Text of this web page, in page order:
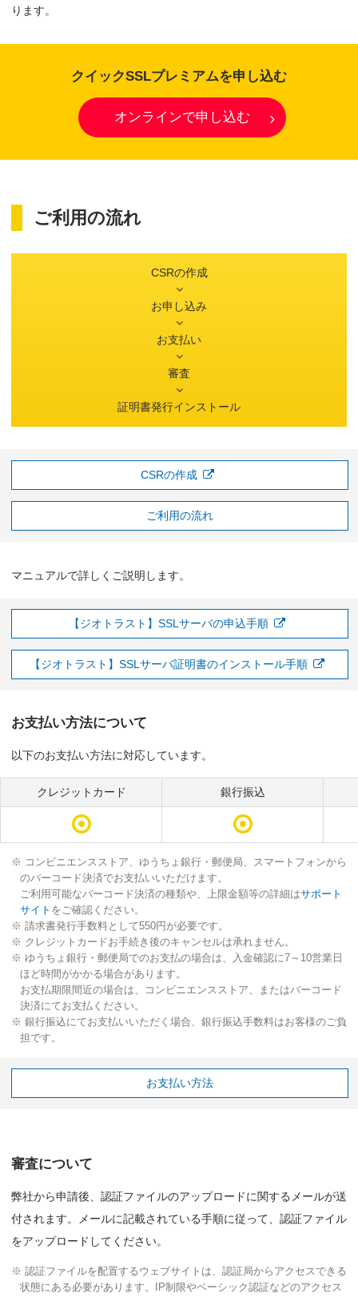
ります。
クイックSSLプレミアムを申し込む
オンラインで申し込む
ご利用の流れ
CSRの作成
お申し込み
お支払い
審査
証明書発行インストール
CSRの作成
ご利用の流れ
マニュアルで詳しくご説明します。
【ジオトラスト】SSLサーバの申込手順
【ジオトラスト】SSLサーバ証明書のインストール手順
お支払い方法について
以下のお支払い方法に対応しています。
クレジットカード 銀行振込
※ コンビニエンスストア、ゆうちょ銀行・郵便局、スマートフォンから
のバーコード決済でお支払いいただけます。
ご利用可能なバーコード決済の種類や、上限金額等の詳細はサポート
サイト をご確認ください。
※ 請求書発行手数料として550円が必要です。
※ クレジットカードお手続き後のキャンセルは承れません。
※ ゆうちょ銀行・郵便局でのお支払の場合は、入金確認に7～10営業日
ほど時間がかかる場合があります。
お支払期限間近の場合は、コンビニエンスストア、またはバーコード
決済にてお支払ください。
※ 銀行振込にてお支払いいただく場合、銀行振込手数料はお客様のご負
担です。
お支払い方法
審査について
弊社から申請後、認証ファイルのアップロードに関するメールが送
付されます。メールに記載されている手順に従って、認証ファイル
をアップロードしてください。
※ 認証ファイルを配置するウェブサイトは、認証局からアクセスできる
状態にある必要があります。IP制限やベーシック認証などのアクセス